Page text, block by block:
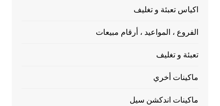
اكياس تعبئة و تغليف
الفروع ، المواعيد ، أرقام مبيعات
تعبئة و تغليف
ماكينات أخري
ماكينات اندكشن سيل